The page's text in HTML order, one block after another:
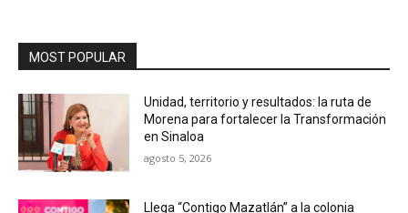
MOST POPULAR
Unidad, territorio y resultados: la ruta de
Morena para fortalecer la Transformación
en Sinaloa
agosto 5, 2026
Llega “Contigo Mazatlán” a la colonia